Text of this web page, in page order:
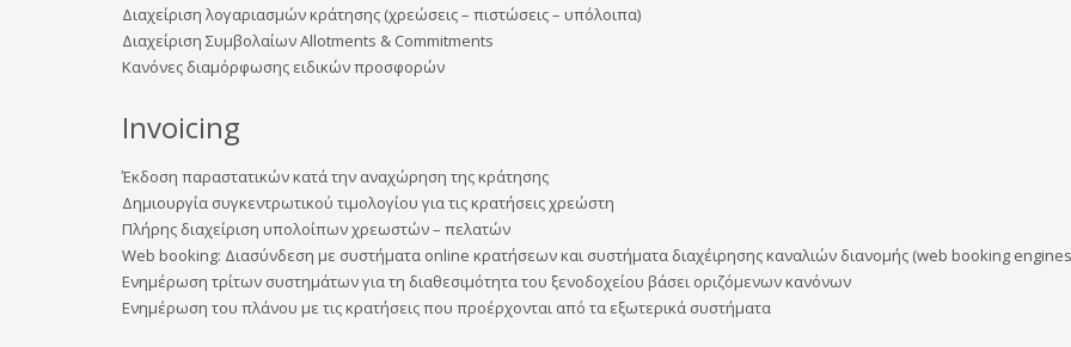
Διαχείριση λογαριασμών κράτησης (χρεώσεις – πιστώσεις – υπόλοιπα)
Διαχείριση Συµβολαίων Allotments & Commitments
Κανόνες διαμόρφωσης ειδικών προσφορών ​
Invoicing
Έκδοση παραστατικών κατά την αναχώρηση της κράτησης
Δημιουργία συγκεντρωτικού τιμολογίου για τις κρατήσεις χρεώστη
Πλήρης διαχείριση υπολοίπων χρεωστών – πελατών ​
Web booking: Διασύνδεση με συστήματα online κρατήσεων και συστήματα διαχέιρησης καναλιών διανομής (web booking
Ενημέρωση τρίτων συστημάτων για τη διαθεσιμότητα του ξενοδοχείου βάσει οριζόμενων κανόνων
Ενημέρωση του πλάνου με τις κρατήσεις που προέρχονται από τα εξωτερικά συστήματα